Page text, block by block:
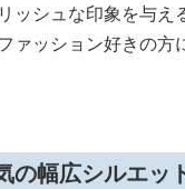
ッシュな印象を与え
ァッション好きの方
の幅広シルエッ